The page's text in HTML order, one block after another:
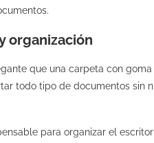
organización
que una carpeta con
todo tipo de documentos sin
para organizar el